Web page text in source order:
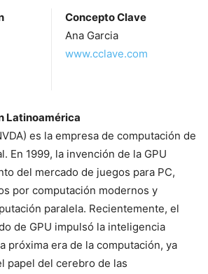
Concepto Clave
Ana Garcia
www.cclave.com
Latinoamérica
es la empresa de computación de
En 1999, la invención de la GPU
del mercado de juegos para PC,
por computación modernos y
paralela. Recientemente, el
de GPU impulsó la inteligencia
próxima era de la computación, ya
papel del cerebro de las